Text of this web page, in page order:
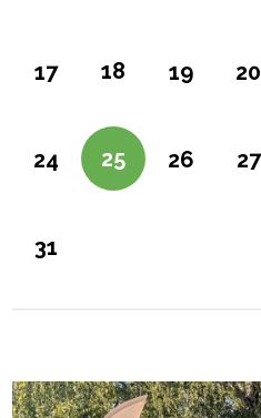
17 18 19 20
24 25 26 27
31